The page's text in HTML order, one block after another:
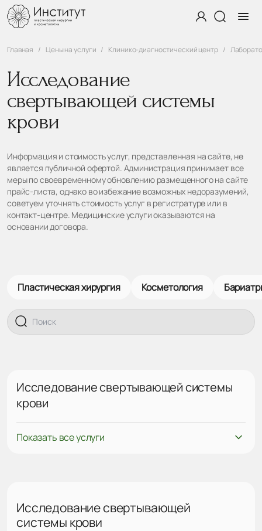
Главная Цены на услуги Клинико-диагностический центр
Исследование
свертывающей системы
крови
Информация и стоимость услуг, представленная на сайте, не
является публичной офертой. Администрация принимает все
меры по своевременному обновлению размещенного на сайте
прайс-листа, однако во избежание возможных недоразумений,
советуем уточнять стоимость услуг в регистратуре или в
контакт-центре. Медицинские услуги оказываются на
основании договора.
Пластическая хирургия Косметология
Исследование свертывающей системы
крови
Показать все услуги
Исследование свертывающей
системы крови